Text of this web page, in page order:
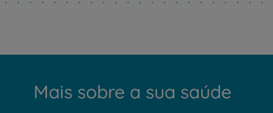
Mais sobre a sua saúde